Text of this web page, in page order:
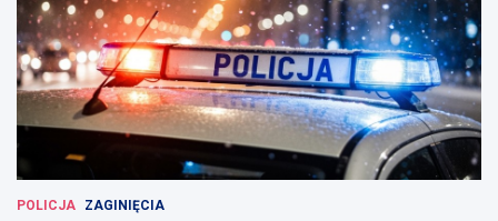
POLICJA ZAGINIĘCIA